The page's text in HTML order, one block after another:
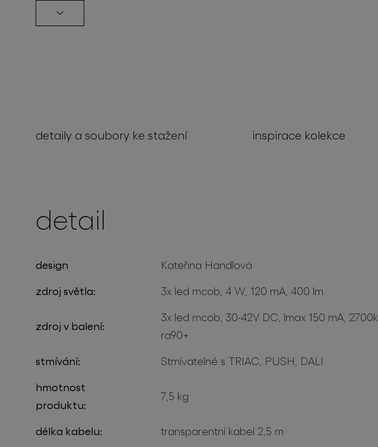
projekty
detaily a soubory ke stažení inspirace kolekce
detail
design Kateřina Handlová
zdroj světla: 3x led mcob, 4 W, 120 mA, 400 lm
zdroj v balení:
3x led mcob, 30-42V DC, lmax 150 mA, 2700k,
ra90+
stmívání: Stmívatelné s TRIAC, PUSH, DALI
hmotnost
produktu:
7,5 kg
délka kabelu: transparentní kabel 2,5 m